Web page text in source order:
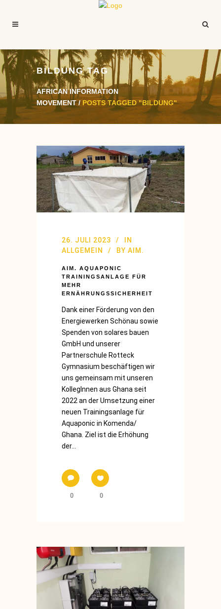
BILDUNG TAG
AFRICAN INFORMATION
MOVEMENT/POSTS TAGGED "BILDUNG"
26. JULI 2023
IN
ALLGEMEIN
BY AIM.
AIM. AQUAPONIC
TRAININGSANLAGE FÜR
MEHR
ERNÄHRUNGSSICHERHEIT
Dank einer Förderung von den
Energiewerken Schönau sowie
Spenden von solares bauen
GmbH und unserer
Partnerschule Rotteck
Gymnasium beschäftigen wir
uns gemeinsam mit unseren
KollegInnen aus Ghana seit
2022 an der Umsetzung einer
neuen Trainingsanlage für
Aquaponic in Komenda/
Ghana. Ziel ist die Erhöhung
der...
0 0